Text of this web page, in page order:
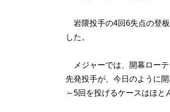
岩隈投手の4回6失点の登
した。
メジャーでは、開幕ローテ
先発投手が、今日のように
～5回を投げるケースはほと